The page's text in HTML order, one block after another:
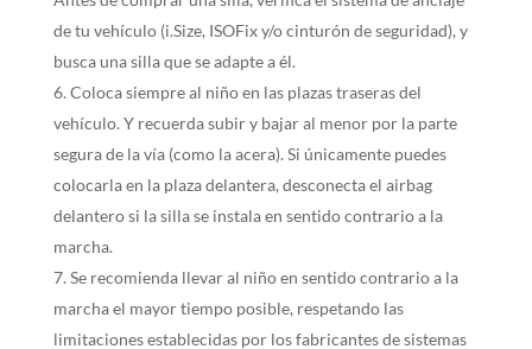
de tu vehículo (i.Size, ISOFix y/o cinturón de seguridad), y
busca una silla que se adapte a él.
Coloca siempre al niño en las plazas traseras del
vehículo. Y recuerda subir y bajar al menor por la parte
segura de la vía (como la acera). Si únicamente puedes
colocarla en la plaza delantera, desconecta el airbag
delantero si la silla se instala en sentido contrario a la
marcha.
Se recomienda llevar al niño en sentido contrario a la
marcha el mayor tiempo posible, respetando las
limitaciones establecidas por los fabricantes de sistemas